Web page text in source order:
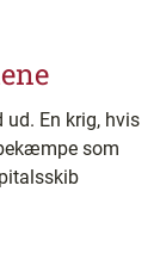
ud. En krig, hvis
som